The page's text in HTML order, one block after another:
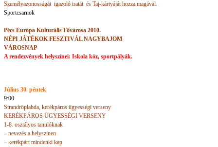
Személyazonosságát igazoló iratát és Taj-kártyáját hozza magával.
Sportcsarnok
Pécs Európa Kulturális Fővárosa 2010.
NÉPI JÁTÉKOK FESZTIVÁL NAGYBAJOM
VÁROSNAP
A rendezvények helyszínei: Iskola köz, sportpályák.
Július 30. péntek
9:00
Strandröplabda, kerékpáros ügyességi verseny
KERÉKPÁROS ÜGYESSÉGI VERSENY
1-8. osztályos tanulóknak
– nevezés a helyszinen
– kerékpárt mindenki kap